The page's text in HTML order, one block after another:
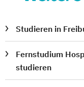
Studieren in
Fernstudium
studieren